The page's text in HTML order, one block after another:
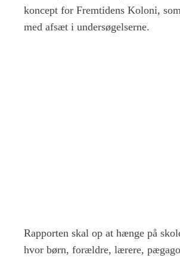
koncept for Fremtidens Koloni,
med afsæt i undersøgelserne.
Rapporten skal op at hænge på
hvor børn, forældre, lærere,